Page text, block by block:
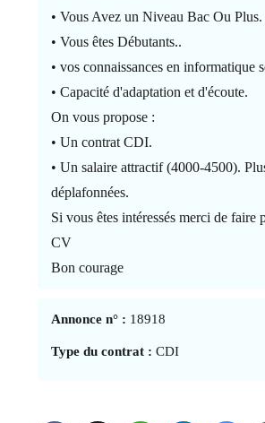
• Vous Avez un Niveau Bac Ou Plus.
• Vous êtes Débutants..
• vos connaissances en informatique
• Capacité d'adaptation et d'écoute.
On vous propose :
• Un contrat CDI.
• Un salaire attractif (4000-4500).
déplafonnées.
Si vous êtes intéressés merci de faire
CV
Bon courage
Annonce n° : 18918
Type du contrat : CDI